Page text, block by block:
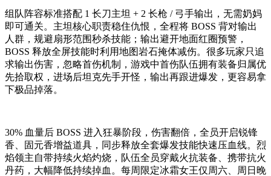
组队阵容标准搭配 1 长刀主坦 + 2 长枪 / 弓手输出，无需奶妈
即可通关。主坦核心职责稳住仇恨，全程将 BOSS 背对输出
人群，规避扇形范围秒杀技能；输出避开地面红圈预警，
BOSS 释放全屏技能时利用地图岩石掩体减伤。很多玩家只追
求输出伤害，忽略首伤机制，游戏中首伤队伍拥有装备归属优
先拾取权，进场后坦克先手开怪，输出再跟进爆发，更容易拿
下极品掉落。
30% 血量后 BOSS 进入狂暴阶段，伤害翻倍，全员开启锐锋
香、固元香增益道具，同步释放全套爆发技能快速压血线。烈
焰领主自带持续火焰灼烧，队伍全员穿戴火抗装备、携带抗火
丹药，大幅降低持续掉血。每周限定冰霜女王仅周六、周日晚